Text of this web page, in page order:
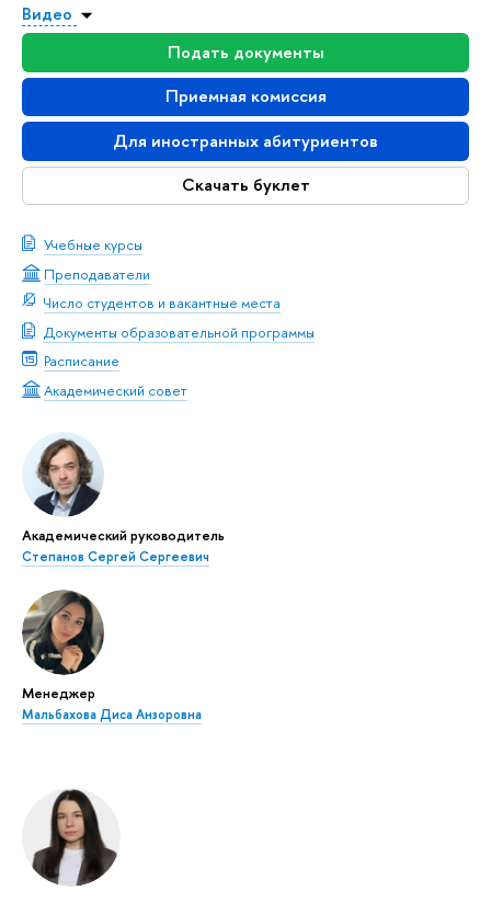
Видео
Подать документы
Приемная комиссия
Для иностранных абитуриентов
Скачать буклет
Учебные курсы
Преподаватели
Число студентов и вакантные места
Документы образовательной программы
Расписание
Академический совет
Академический руководитель
Степанов Сергей Сергеевич
Менеджер
Мальбахова Диса Анзоровна